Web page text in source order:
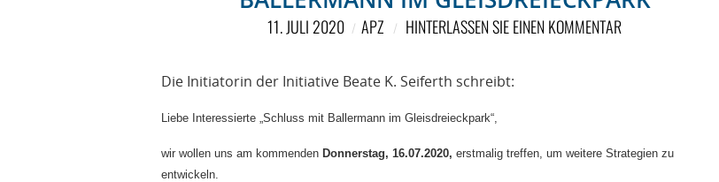
11. JULI 2020 APZ HINTERLASSEN SIE EINEN KOMMENTAR
Die Initiatorin der Initiative Beate K. Seiferth schreibt:
Liebe Interessierte „Schluss mit Ballermann im Gleisdreieckpark“,
wir wollen uns am kommenden Donnerstag, 16.07.2020, erstmalig treffen, um weitere Strategien zu
entwickeln.